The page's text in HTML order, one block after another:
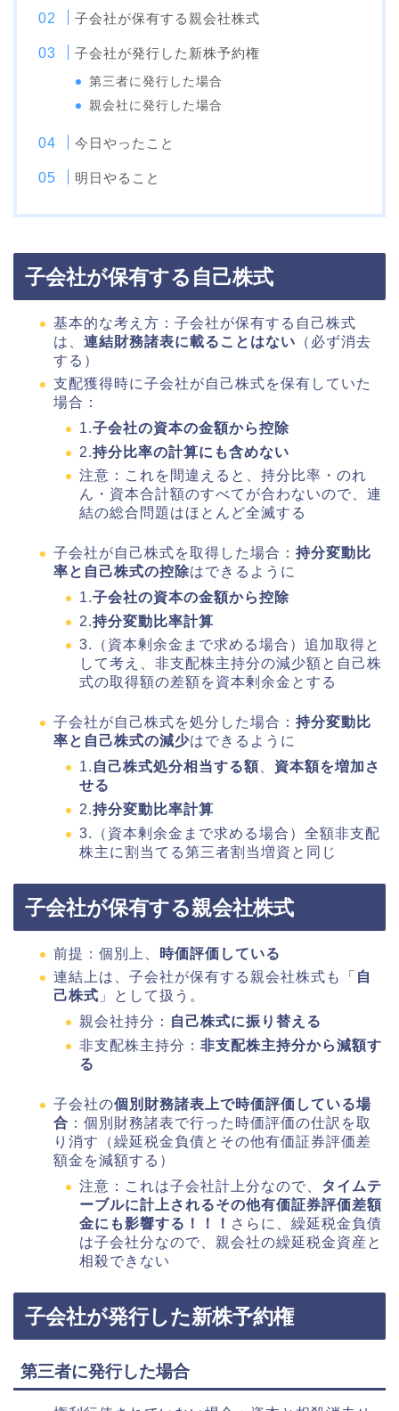
子会社が保有する親会社株式
子会社が発行した新株予約権
第三者に発行した場合
親会社に発行した場合
今日やったこと
明日やること
子会社が保有する自己株式
基本的な考え方：子会社が保有する自己株式
は、 連結財務諸表に載ることはない （必ず消去
する）
支配獲得時に子会社が自己株式を保有していた
場合：
1.子会社の資本の金額から控除
2.持分比率の計算にも含めない
注意：これを間違えると、持分比率・のれ
ん・資本合計額のすべてが合わないので、連
結の総合問題はほとんど全滅する
子会社が自己株式を取得した場合： 持分変動比
率と自己株式の控除はできるように
1.子会社の資本の金額から控除
2.持分変動比率計算
3.（資本剰余金まで求める場合）追加取得と
して考え、非支配株主持分の減少額と自己株
式の取得額の差額を資本剰余金とする
子会社が自己株式を処分した場合： 持分変動比
率と自己株式の減少はできるように
1. 自己株式処分相当する額 、 資本額を増加さ
せる
2.持分変動比率計算
3.（資本剰余金まで求める場合）全額非支配
株主に割当てる第三者割当増資と同じ
子会社が保有する親会社株式
前提：個別上、
時価評価している
連結上は、子会社が保有する親会社株式も「 自
己株式 」として扱う。
親会社持分： 自己株式に振り替える
非支配株主持分： 非支配株主持分から減額す
る
子会社の個別財務諸表上で時価評価している場
合 ：個別財務諸表で行った時価評価の仕訳を取
り消す（繰延税金負債とその他有価証券評価差
額金を減額する）
注意：これは子会社計上分なので、 タイムテ
ーブルに計上されるその他有価証券評価差額
金にも影響する！！！ さらに、繰延税金負債
は子会社分なので、親会社の繰延税金資産と
相殺できない
子会社が発行した新株予約権
第三者に発行した場合